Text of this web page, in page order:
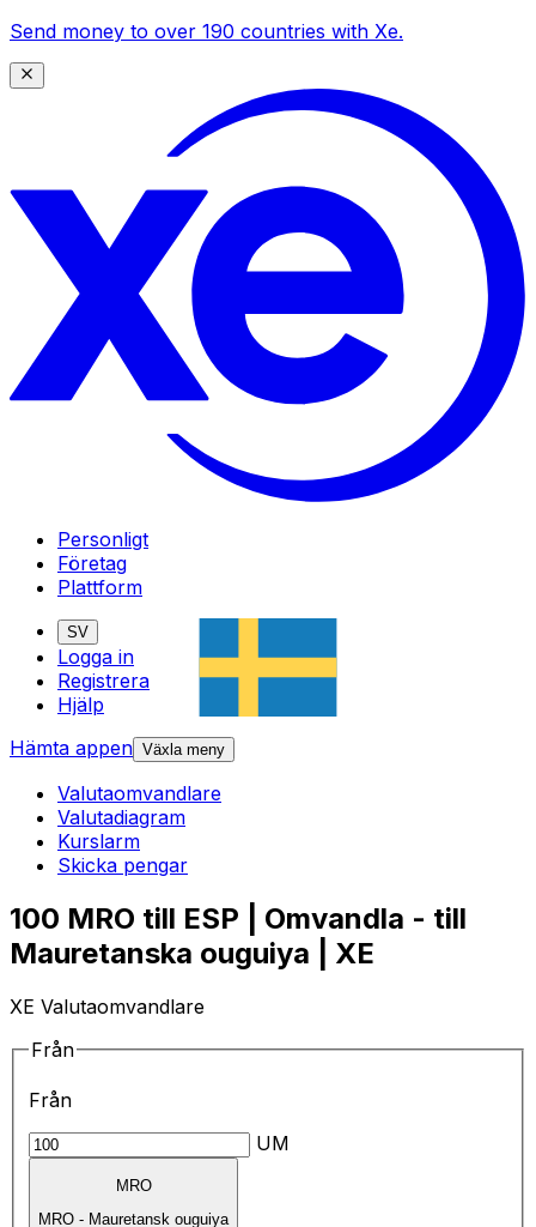
Send money to over 190 countries with Xe.
Personligt
Företag
Plattform
SV
Logga in
Registrera
Hjälp
Hämta appen Växla meny
Valutaomvandlare
Valutadiagram
Kurslarm
Skicka pengar
100 MRO till ESP | Omvandla - till
Mauretanska ouguiya | XE
XE Valutaomvandlare
Från
Från
UM
MRO
MRO - Mauretansk ouguiya